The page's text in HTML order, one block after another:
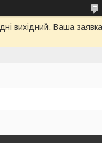
вихідний. Ваша